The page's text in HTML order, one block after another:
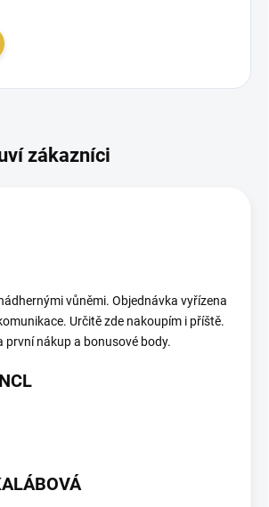
vůněmi. Objednávka vyřízena
Určitě zde nakoupím i příště.
první nákup a bonusové body.